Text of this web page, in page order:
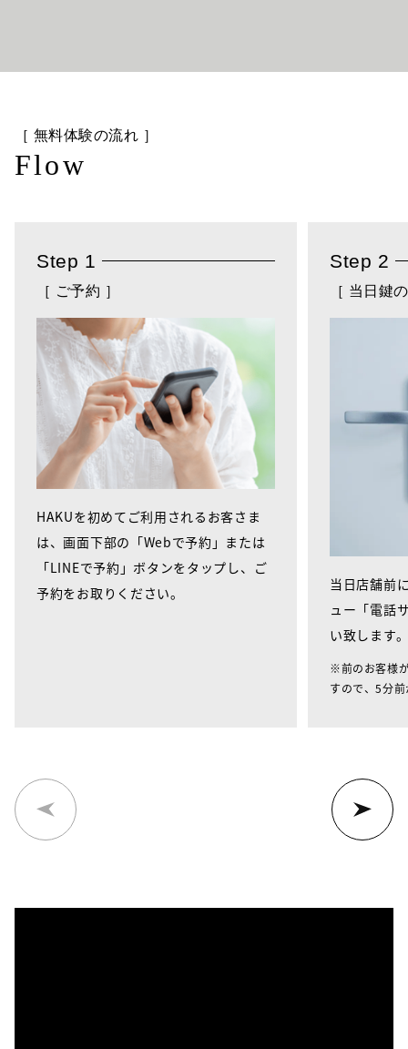
［ 無料体験の流れ ］
Flow
Step 1
［ ご予約 ］
HAKUを初めてご利用されるお客さま
は、画面下部の「Webで予約」または
「LINEで予約」ボタンをタップし、ご
予約をお取りください。
Step 2
［ 当日鍵
当日店舗前
ュー「電話
い致します
※前のお客様
すので、5分